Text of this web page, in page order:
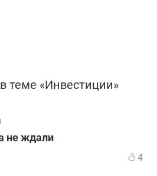
теме «Инвестиции»
не ждали
4